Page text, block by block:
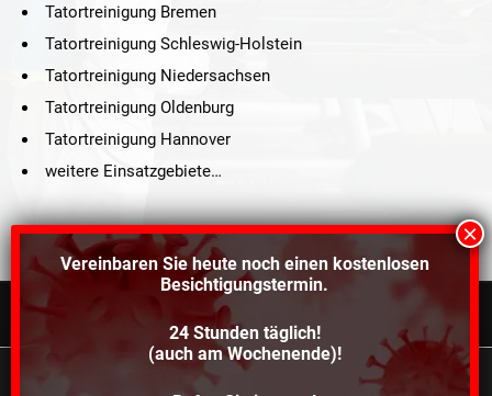
Tatortreinigung Bremen
Tatortreinigung Schleswig-Holstein
Tatortreinigung Niedersachsen
Tatortreinigung Oldenburg
Tatortreinigung Hannover
weitere Einsatzgebiete…
©2021 Schröders Service Team Nord, All Rights Reserved.
Schroeder Service Team Nord
Vereinbaren Sie heute noch einen kostenlosen
Besichtigungstermin.
24 Stunden täglich!
(auch am Wochenende)!